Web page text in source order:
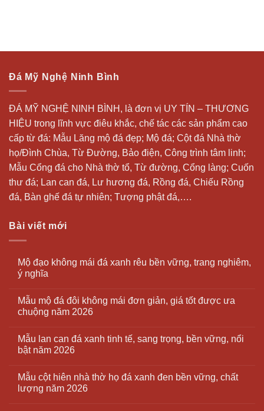
Đá Mỹ Nghệ Ninh Bình
ĐÁ MỸ NGHỆ NINH BÌNH, là đơn vị UY TÍN – THƯƠNG
HIỆU trong lĩnh vực điêu khắc, chế tác các sản phẩm cao
cấp từ đá: Mẫu Lăng mộ đá đẹp; Mộ đá; Cột đá Nhà thờ
họ/Đình Chùa, Từ Đường, Bảo điện, Công trình tâm linh;
Mẫu Cổng đá cho Nhà thờ tổ, Từ đường, Cổng làng; Cuốn
thư đá; Lan can đá, Lư hương đá, Rồng đá, Chiếu Rồng
đá, Bàn ghế đá tự nhiên; Tượng phật đá,….
Bài viết mới
Mộ đạo không mái đá xanh rêu bền vững, trang nghiêm,
ý nghĩa
Mẫu mộ đá đôi không mái đơn giản, giá tốt được ưa
chuộng năm 2026
Mẫu lan can đá xanh tinh tế, sang trọng, bền vững, nổi
bật năm 2026
Mẫu cột hiên nhà thờ họ đá xanh đen bền vững, chất
lượng năm 2026